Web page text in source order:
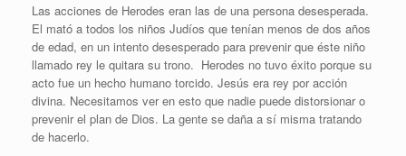
Las acciones de Herodes eran las de una persona desesperada.
El mató a todos los niños Judíos que tenían menos de dos años
de edad, en un intento desesperado para prevenir que éste niño
llamado rey le quitara su trono. Herodes no tuvo éxito porque su
acto fue un hecho humano torcido. Jesús era rey por acción
divina. Necesitamos ver en esto que nadie puede distorsionar o
prevenir el plan de Dios. La gente se daña a sí misma tratando
de hacerlo.